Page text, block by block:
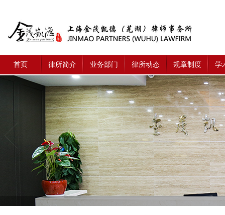
首页 律所简介 业务部门 律所动态 规章制度 学